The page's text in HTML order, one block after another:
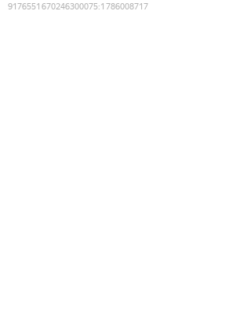
9176551670246300075:1786008717